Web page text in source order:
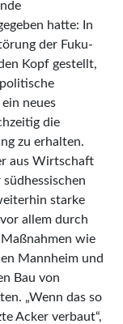
hatte: In
der Fu­ku­
Kopf gestellt,
neues
die
zu erhalten.
aus Wirtschaft
starke
allem durch
wie
Mannheim und
Bau von
„Wenn das so
Acker verbaut“,